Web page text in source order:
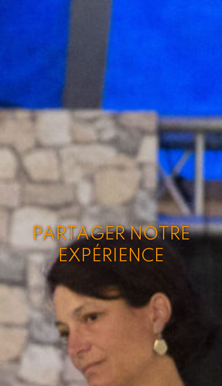
PARTAGER NOTRE
EXPÉRIENCE